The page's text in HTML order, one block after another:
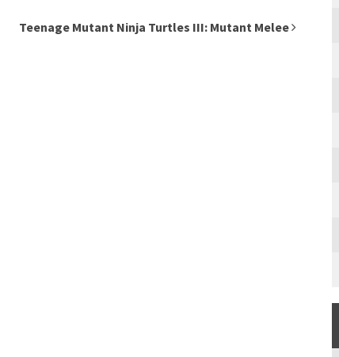
Teenage Mutant Ninja Turtles III: Mutant Melee